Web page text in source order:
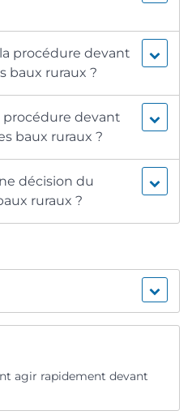
procédure devant
baux ruraux ?
procédure devant
baux ruraux ?
décision du
ruraux ?
agir rapidement devant